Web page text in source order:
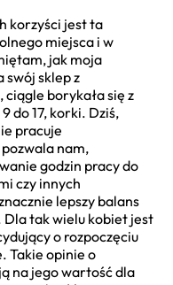
korzyści jest ta
miejsca i w
jak moja
swój sklep z
borykała się z
do 17, korki. Dziś,
pracuje
nam,
godzin pracy do
czy innych
lepszy balans
tak wielu kobiet jest
o rozpoczęciu
Takie opinie o
na jego wartość dla